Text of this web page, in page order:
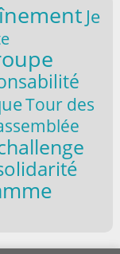
Je
Tour des